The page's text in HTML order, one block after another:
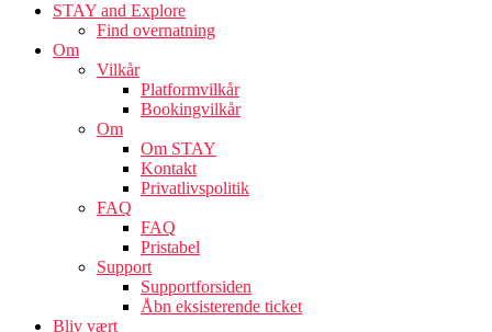
STAY and Explore
Find overnatning
Om
Vilkår
Platformvilkår
Bookingvilkår
Om
Om STAY
Kontakt
Privatlivspolitik
FAQ
FAQ
Pristabel
Support
Supportforsiden
Åbn eksisterende ticket
Bliv vært